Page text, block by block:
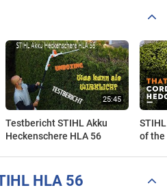
Testbericht STIHL Akku
Heckenschere HLA 56
of the
HLA 56